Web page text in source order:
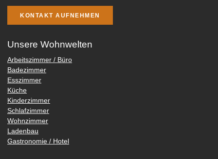
KONTAKT AUFNEHMEN
Unsere Wohnwelten
Arbeitszimmer / Büro
Badezimmer
Esszimmer
Küche
Kinderzimmer
Schlafzimmer
Wohnzimmer
Ladenbau
Gastronomie / Hotel